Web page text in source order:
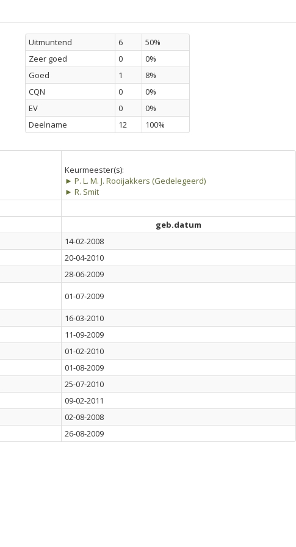
Uitmuntend 6
50%
Zeer goed
0
0%
Goed
1
8%
CQN
0
0%
EV
0
0%
Deelname
12 100%
Keurmeester(s):
► P. L. M. J. Rooijakkers (Gedelegeerd)
► R. Smit
geb.datum
14-02-2008
20-04-2010
28-06-2009
01-07-2009
16-03-2010
11-09-2009
01-02-2010
01-08-2009
25-07-2010
09-02-2011
02-08-2008
26-08-2009